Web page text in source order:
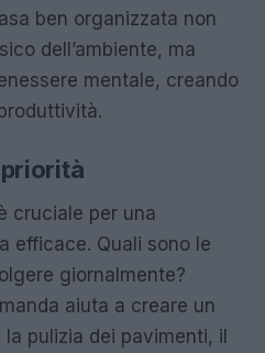
ben organizzata non
dell’ambiente, ma
mentale, creando
cruciale per una
efficace. Quali sono le
giornalmente?
aiuta a creare un
pulizia dei pavimenti, il